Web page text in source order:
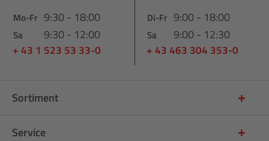
Mo-Fr 9:30 - 18:00
Sa 9:30 - 12:00
+ 43 1 523 53 33-0
Di-Fr 9:00 - 18:00
Sa 9:00 - 12:30
+ 43 463 304 353-0
Sortiment
Service